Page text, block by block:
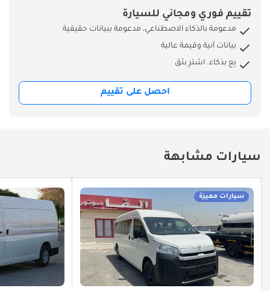
تقييم فوري ومجاني للسيارة
مدعومة بالذكاء الاصطناعي، مدعومة ببيانات حقيقية
بيانات آنية وقيمة عالية
بِع بذكاء. اشترِ بثق
احصل على تقييم
سيارات مشابهة
سيارات مميزة